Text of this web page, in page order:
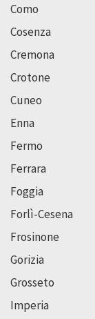
Como
Cosenza
Cremona
Crotone
Cuneo
Enna
Fermo
Ferrara
Foggia
Forlì-Cesena
Frosinone
Gorizia
Grosseto
Imperia